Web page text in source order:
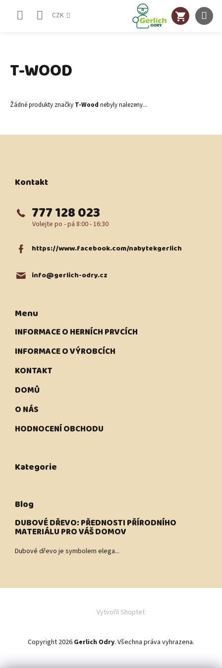
CZK
NÁKUPNÍ
KOŠÍK
T-WOOD
Žádné produkty značky T-Wood nebyly nalezeny...
Z
Kontakt
info@gerlich-odry.cz
777 128 023
https://www.facebook.com/nabytekgerlich
Menu
INFORMACE O HERNÍCH PRVCÍCH
INFORMACE O VÝROBCÍCH
KONTAKT
DOMŮ
O NÁS
HODNOCENÍ OBCHODU
Kategorie
Blog
DUBOVÉ DŘEVO: PŘEDNOSTI PŘÍRODNÍHO
MATERIÁLU PRO VÁŠ DOMOV
Dubové dřevo je symbolem elega...
Vytvořil Shoptet
Copyright 2026 Gerlich Odry. Všechna práva vyhrazena.